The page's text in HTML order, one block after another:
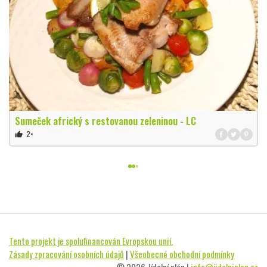
Sumeček africký s restovanou zeleninou - LC
thumb_up 2×
Tento projekt je spolufinancován Evropskou unií.
Zásady zpracování osobních údajů |Všeobecné obchodní podmínky